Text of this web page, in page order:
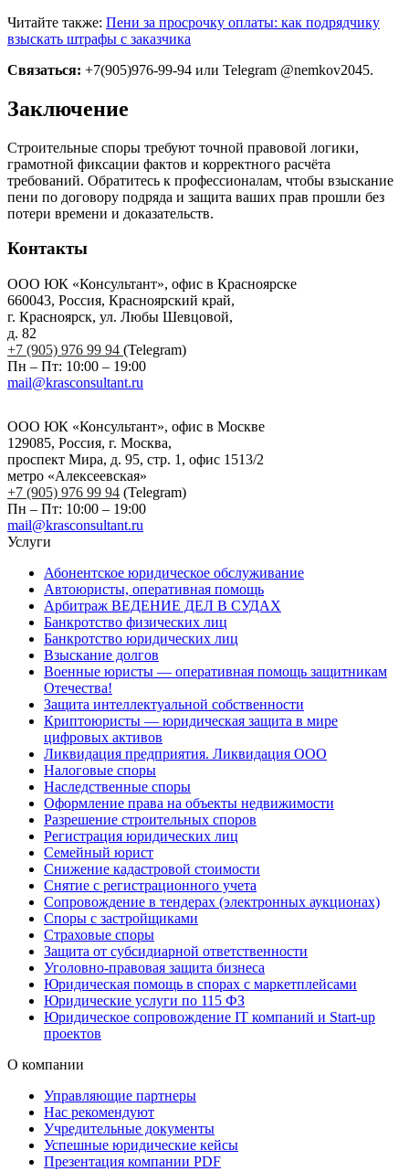
Читайте также: Пени за просрочку оплаты: как подрядчику
взыскать штрафы с заказчика
Связаться: +7(905)976-99-94 или Telegram @nemkov2045.
Заключение
Строительные споры требуют точной правовой логики,
грамотной фиксации фактов и корректного расчёта
требований. Обратитесь к профессионалам, чтобы взыскание
пени по договору подряда и защита ваших прав прошли без
потери времени и доказательств.
Контакты
ООО ЮК «Консультант», офис в Красноярске
660043, Россия, Красноярский край,
г. Красноярск, ул. Любы Шевцовой,
д. 82
+7 (905) 976 99 94 (Telegram)
Пн – Пт: 10:00 – 19:00
mail@krasconsultant.ru
ООО ЮК «Консультант», офис в Москве
129085, Россия, г. Москва,
проспект Мира, д. 95, стр. 1, офис 1513/2
метро «Алексеевская»
+7 (905) 976 99 94 (Telegram)
Пн – Пт: 10:00 – 19:00
mail@krasconsultant.ru
Услуги
Абонентское юридическое обслуживание
Автоюристы, оперативная помощь
Арбитраж ВЕДЕНИЕ ДЕЛ В СУДАХ
Банкротство физических лиц
Банкротство юридических лиц
Взыскание долгов
Военные юристы — оперативная помощь защитникам
Отечества!
Защита интеллектуальной собственности
Криптоюристы — юридическая защита в мире
цифровых активов
Ликвидация предприятия. Ликвидация ООО
Налоговые споры
Наследственные споры
Оформление права на объекты недвижимости
Разрешение строительных споров
Регистрация юридических лиц
Семейный юрист
Снижение кадастровой стоимости
Снятие с регистрационного учета
Сопровождение в тендерах (электронных аукционах)
Споры с застройщиками
Страховые споры
Защита от субсидиарной ответственности
Уголовно-правовая защита бизнеса
Юридическая помощь в спорах с маркетплейсами
Юридические услуги по 115 ФЗ
Юридическое сопровождение IT компаний и Start-up
проектов
О компании
Управляющие партнеры
Нас рекомендуют
Учредительные документы
Успешные юридические кейсы
Презентация компании PDF